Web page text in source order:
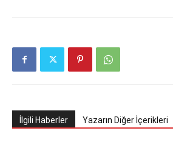
İlgili Haberler Yazarın Diğer İçerikleri